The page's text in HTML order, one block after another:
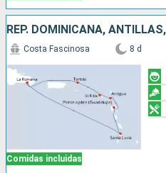
Comidas incluidas
Costa Fascinosa 8 d